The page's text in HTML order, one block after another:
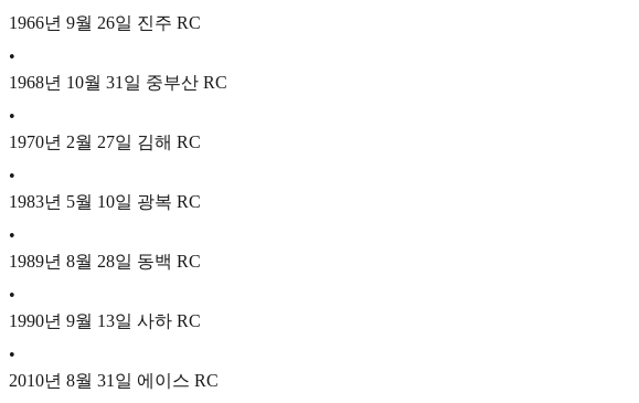
1966년 9월 26일 진주 RC
•
1968년 10월 31일 중부산 RC
•
1970년 2월 27일 김해 RC
•
1983년 5월 10일 광복 RC
•
1989년 8월 28일 동백 RC
•
1990년 9월 13일 사하 RC
•
2010년 8월 31일 에이스 RC